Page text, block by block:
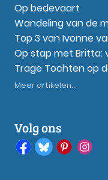
Op bedevaart
Wandeling van de
Top 3 van Ivonne
Op stap met Britta:
Trage Tochten op
Meer artikelen...
Volg ons